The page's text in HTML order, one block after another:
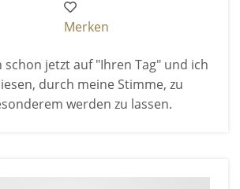
Merken
schon jetzt auf "Ihren Tag" und ich
durch meine Stimme, zu
werden zu lassen.